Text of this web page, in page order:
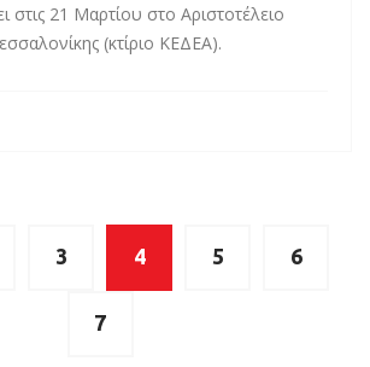
στις 21 Μαρτίου στο Αριστοτέλειο
(κτίριο ΚΕΔΕΑ).
3 4 5 6
7